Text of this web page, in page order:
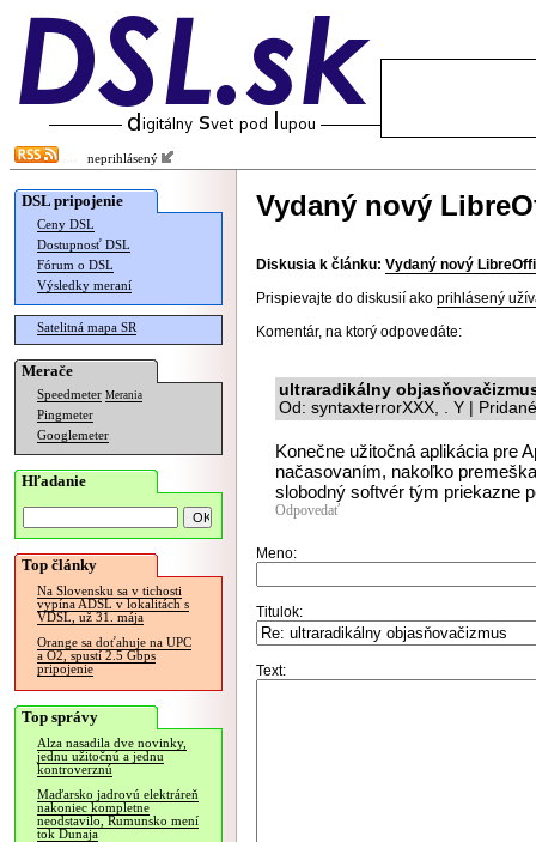
neprihlásený
DSL pripojenie
Ceny DSL
Dostupnosť DSL
Fórum o DSL
Výsledky meraní
Satelitná mapa SR
Merače
Speedmeter Merania
Pingmeter
Googlemeter
Hľadanie
Top články
Na Slovensku sa v tichosti
vypína ADSL v lokalitách s
VDSL, už 31. mája
Orange sa doťahuje na UPC
a O2, spustí 2.5 Gbps
pripojenie
Top správy
Alza nasadila dve novinky,
jednu užitočnú a jednu
kontroverznú
Maďarsko jadrovú elektráreň
nakoniec kompletne
neodstavilo, Rumunsko mení
tok Dunaja
Vydaný nový
Diskusia k článku: Vydaný nový
Prispievajte do diskusií ako prihlásený
Komentár, na ktorý odpovedáte:
ultraradikálny
Od: syntaxterrorXXX, . Y |
Konečne užitočná aplikácia pre
načasovaním, nakoľko
slobodný softvér tým priekazne
Odpovedať
Meno:
Titulok:
Text: